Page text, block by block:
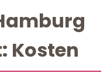
Kosten